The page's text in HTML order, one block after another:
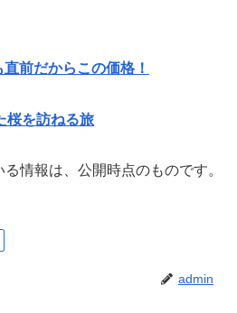
前だからこの価格！
桜を訪ねる旅
情報は、公開時点のものです。
admin